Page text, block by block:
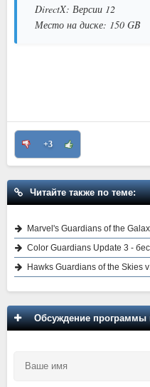
DirectX: Версии 12
Место на диске: 150 GB
+3
Читайте также по теме:
Marvel's Guardians of the
Color Guardians Update 3 -
Hawks Guardians of the Skies
Обсуждение программы